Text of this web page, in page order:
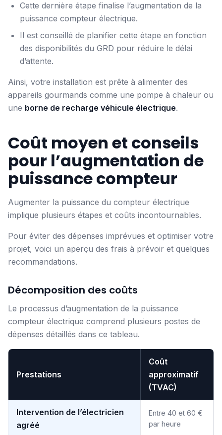
Cette dernière étape finalise l’augmentation de la
puissance compteur électrique.
Il est conseillé de planifier cette étape en fonction
des disponibilités du GRD pour réduire le délai
d’attente.
Ainsi, votre installation est prête à alimenter des
appareils gourmands comme une pompe à chaleur ou
une borne de recharge véhicule électrique.
Coût moyen et conseils
pour l’augmentation de
puissance compteur
Augmenter la puissance du compteur électrique
implique plusieurs étapes et coûts incontournables.
Pour éviter des dépenses imprévues et optimiser votre
projet, voici un aperçu des frais à prévoir et quelques
recommandations.
Décomposition des coûts
Le processus d’augmentation de la puissance
compteur électrique comprend plusieurs postes de
dépenses détaillés dans ce tableau.
Prestations
Coût
approximatif
(TVAC)
Intervention de l’électricien
agréé
Entre 40 et 60 €
par heure